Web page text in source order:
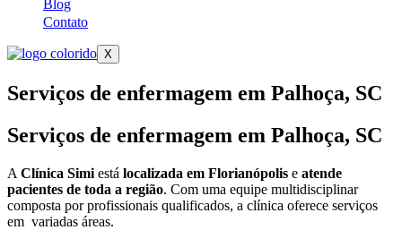
Blog
Contato
X
Serviços de enfermagem em Palhoça, SC
Serviços de enfermagem em Palhoça, SC
A Clínica Simi está localizada em Florianópolis e atende
pacientes de toda a região. Com uma equipe multidisciplinar
composta por profissionais qualificados, a clínica oferece serviços
em variadas áreas.